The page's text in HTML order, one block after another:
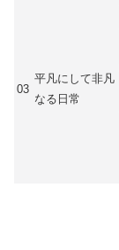
03
平凡にして非凡
なる日常